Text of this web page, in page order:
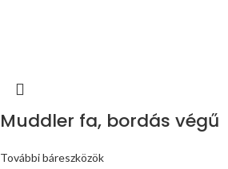
Muddler fa, bordás végű
További báreszközök